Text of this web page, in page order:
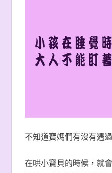
不知道寶媽們有沒有遇過
在哄小寶貝的時候，就